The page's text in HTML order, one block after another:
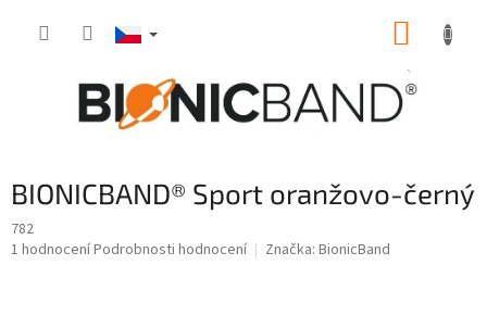
BIONICBAND® Sport oranžovo-černý
782
Průměrné
1 hodnoceníPodrobnosti hodnocení Značka: BionicBand